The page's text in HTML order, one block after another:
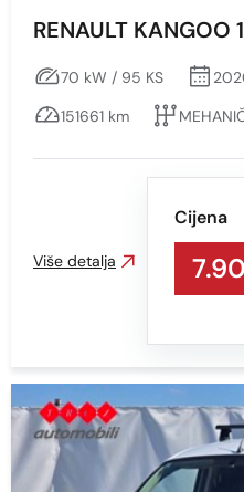
RENAULT KANGOO
70 kW / 95 KS
151661 km
Cijena
Više detalja